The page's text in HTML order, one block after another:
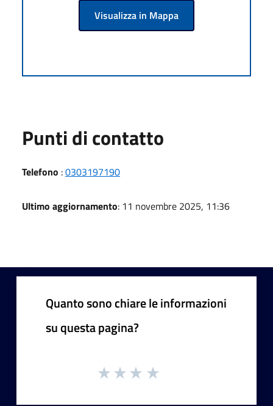
Visualizza in Mappa
Punti di contatto
Telefono :0303197190
Ultimo aggiornamento: 11 novembre 2025, 11:36
Quanto sono chiare le informazioni
su questa pagina?